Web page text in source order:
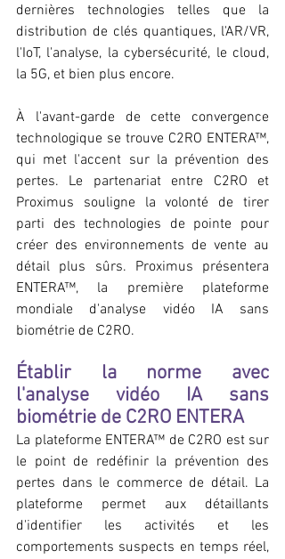
dernières technologies telles que la
distribution de clés quantiques, l'AR/VR,
l'IoT, l'analyse, la cybersécurité, le cloud,
la 5G, et bien plus encore.
À l'avant-garde de cette convergence
technologique se trouve C2RO ENTERA™,
qui met l'accent sur la prévention des
pertes. Le partenariat entre C2RO et
Proximus souligne la volonté de tirer
parti des technologies de pointe pour
créer des environnements de vente au
détail plus sûrs. Proximus présentera
ENTERA™, la première plateforme
mondiale d'analyse vidéo IA sans
biométrie de C2RO.
Établir la norme avec
l'analyse vidéo IA sans
biométrie de C2RO ENTERA
La plateforme ENTERA™ de C2RO est sur
le point de redéfinir la prévention des
pertes dans le commerce de détail. La
plateforme permet aux détaillants
d'identifier les activités et les
comportements suspects en temps réel,